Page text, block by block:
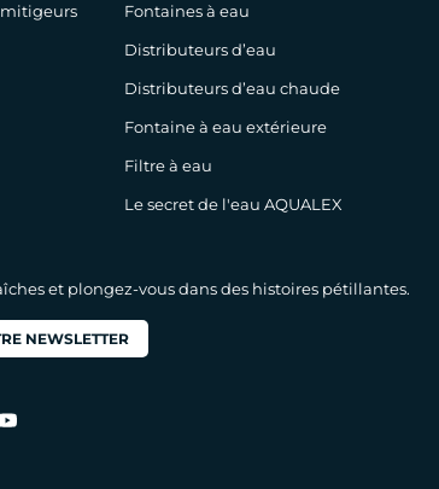
mitigeurs
Fontaines à eau
Distributeurs d’eau
Distributeurs d’eau chaude
Fontaine à eau extérieure
Filtre à eau
Le secret de l'eau AQUALEX
et plongez-vous dans des histoires pétillantes.
NEWSLETTER